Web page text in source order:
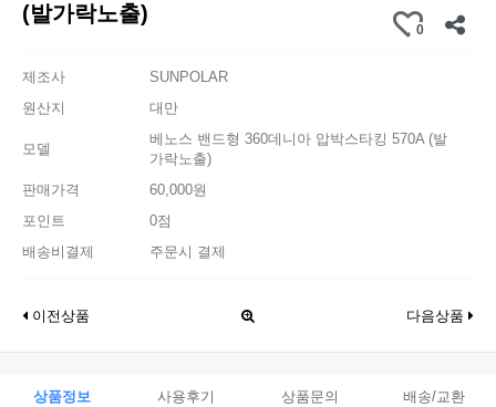
(발가락노출)
0
제조사
SUNPOLAR
원산지
대만
모델
베노스 밴드형 360데니아 압박스타킹 570A (발
가락노출)
판매가격
60,000원
포인트
0점
배송비결제
주문시 결제
이전상품 다음상품
상품정보 사용후기 상품문의 배송/교환